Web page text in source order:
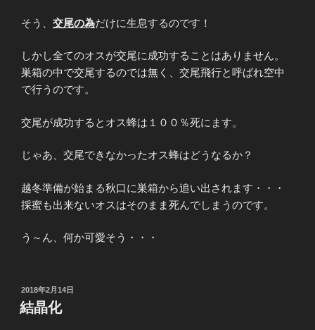
そう、 交尾の為だけに生息するのです！
しかし全てのオスが交尾に成功することはありません。
巣箱の中で交尾するのでは無く、交尾飛行と呼ばれ空中
で行うのです。
交尾が成功するとオス蜂は１００％死にます。
じゃあ、交尾できなかったオス蜂はどうなるか？
越冬準備が始まる秋口に巣箱から追い出されます・・・
採蜜も出来ないオスはそのまま死んでしまうのです。
う～ん、何か可愛そう・・・
投
稿
日:
2018年2月14日
結晶化